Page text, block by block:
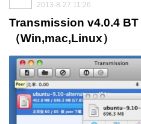
2013-8-27 11:26
Transmission v4.0.4 BT
（Win,mac,Linux）